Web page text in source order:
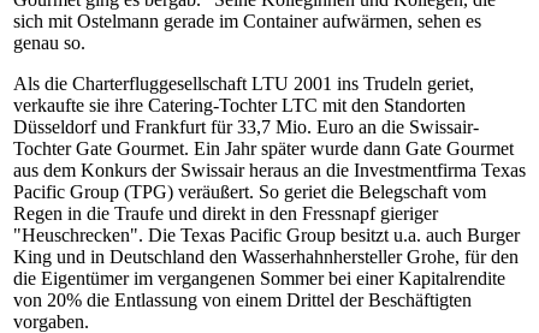
sich mit Ostelmann gerade im Container aufwärmen, sehen es
genau so.
Als die Charterfluggesellschaft LTU 2001 ins Trudeln geriet,
verkaufte sie ihre Catering-Tochter LTC mit den Standorten
Düsseldorf und Frankfurt für 33,7 Mio. Euro an die Swissair-
Tochter Gate Gourmet. Ein Jahr später wurde dann Gate Gourmet
aus dem Konkurs der Swissair heraus an die Investmentfirma Texas
Pacific Group (TPG) veräußert. So geriet die Belegschaft vom
Regen in die Traufe und direkt in den Fressnapf gieriger
"Heuschrecken". Die Texas Pacific Group besitzt u.a. auch Burger
King und in Deutschland den Wasserhahnhersteller Grohe, für den
die Eigentümer im vergangenen Sommer bei einer Kapitalrendite
von 20% die Entlassung von einem Drittel der Beschäftigten
vorgaben.